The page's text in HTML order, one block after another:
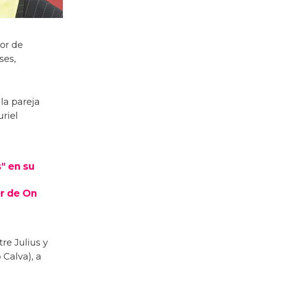
de
pareja
en su
de On
Julius y
a